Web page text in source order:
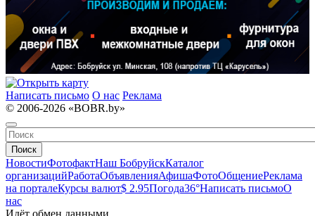
Написать письмо О нас Реклама
© 2006-2026 «BOBR.by»
Поиск
НовостиФотофактНаш БобруйскКаталог
организацийРаботаОбъявленияАфишаФотоОбщениеРеклама
на порталеКурсы валют$ 2.95Погода36°Написать письмоО
нас
Идёт обмен данными...